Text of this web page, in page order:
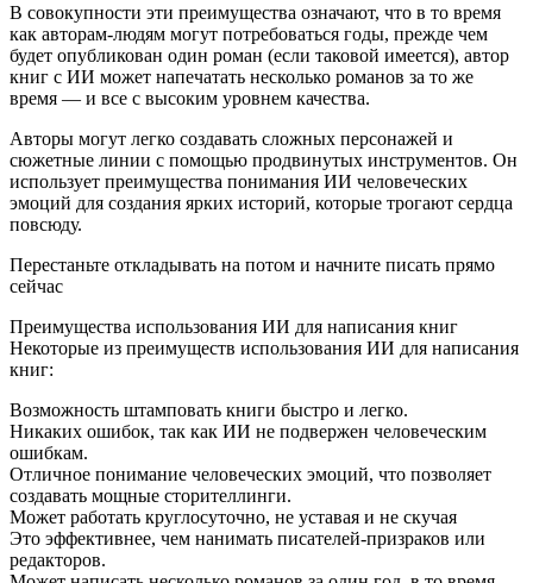
В совокупности эти преимущества означают, что в то время
как авторам-людям могут потребоваться годы, прежде чем
будет опубликован один роман (если таковой имеется), автор
книг с ИИ может напечатать несколько романов за то же
время — и все с высоким уровнем качества.
Авторы могут легко создавать сложных персонажей и
сюжетные линии с помощью продвинутых инструментов. Он
использует преимущества понимания ИИ человеческих
эмоций для создания ярких историй, которые трогают сердца
повсюду.
Перестаньте откладывать на потом и начните писать прямо
сейчас
Преимущества использования ИИ для написания книг
Некоторые из преимуществ использования ИИ для написания
книг:
Возможность штамповать книги быстро и легко.
Никаких ошибок, так как ИИ не подвержен человеческим
ошибкам.
Отличное понимание человеческих эмоций, что позволяет
создавать мощные сторителлинги.
Может работать круглосуточно, не уставая и не скучая
Это эффективнее, чем нанимать писателей-призраков или
редакторов.